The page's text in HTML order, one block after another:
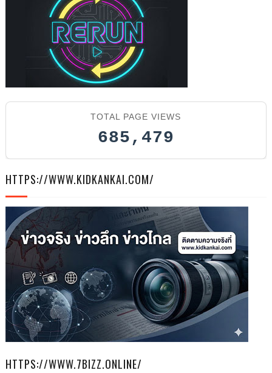
2026
TOTAL PAGE VIEWS
685,479
HTTPS://WWW.KIDKANKAI.COM/
HTTPS://WWW.7BIZZ.ONLINE/